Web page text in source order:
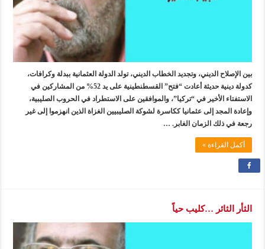
بين الإصلاح الديني، وتجديد الخطاب الديني، تولد الدولة العثمانية ببدلة وكرافات،
كدولة دينية حديثة أعادت “فتح” القسطنطينية على يد 52% من المشاركين في
الاستفتاء الأخير في “تركيا”، والموافقين على الاستطراد في الحروب الصليبية،
وإعادة المجد إلى عثمانيا ككاسرة لشوكة الصليبيين الغزاة الذين انهزموا إلى غير
رجعة في ذلك الزمان الغابر. …
أكمل القراءة »
الثأر الثائر …كليب حياً